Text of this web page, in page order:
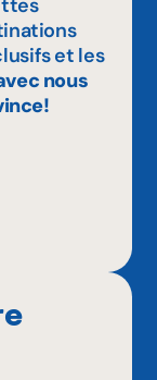
et les
nous